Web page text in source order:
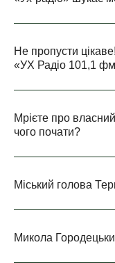
Не пропусти
«УХ Радіо 101,1
Мрієте про
чого почати?
Міський голова
Микола